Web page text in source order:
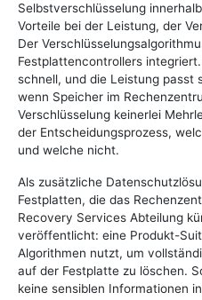
Selbstverschlüsselung
Vorteile bei der Leistung, der
Der
Festplattencontrollers
schnell, und die Leistung passt
wenn Speicher im
Verschlüsselung keinerlei
der Entscheidungsprozess,
und welche nicht.
Als zusätzliche
Festplatten, die das
Recovery Services Abteilung
veröffentlicht: eine Produkt-
Algorithmen nutzt, um
auf der Festplatte zu löschen.
keine sensiblen Informationen